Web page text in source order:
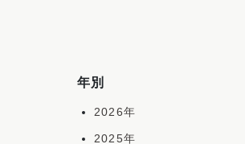
年別
2026年
2025年